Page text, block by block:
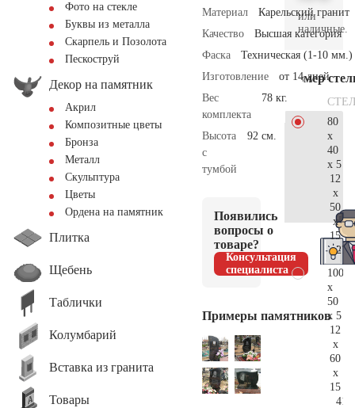
Фото на стекле
Буквы из металла
Скарпель и Позолота
Пескоструй
Декор на памятник
Акрил
Композитные цветы
Бронза
Металл
Скульптура
Цветы
Ордена на памятник
Плитка
Щебень
Таблички
Колумбарий
Вставка из гранита
Товары
Материал
Карельский гранит
Качество
Высшая категория
Фаска
Техническая (1-10 мм.)
Изготовление
от 14 дней
Вес
комплекта
78 кг.
Высота
с
тумбой
92 см.
Появились
вопросы о
товаре?
Консультация
специалиста
Примеры памятников
или
наличные.
Размер
80
x
40
x 5
12
x
50
x
15
100
x
50
x 5
12
x
60
x
15